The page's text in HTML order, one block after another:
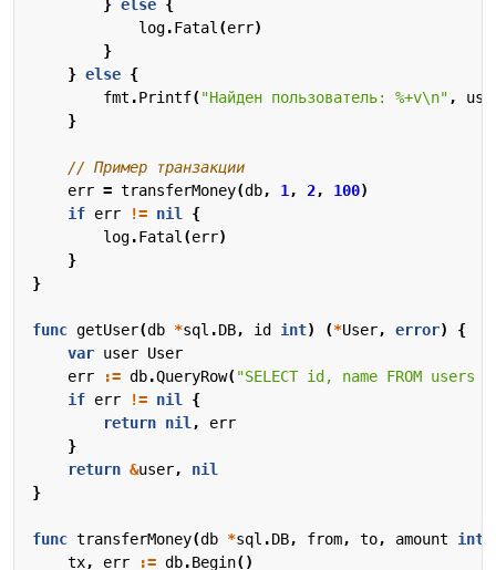
} else {
log.Fatal (err)
}
} else {
fmt .Printf("Найден пользователь: %+v\n" ,
}
// Пример транзакции
err = transferMoney(db, 1 , 2, 100)
if err != nil
{
log.Fatal (err)
}
}
func getUser(db *sql .DB, id int) (*User, error)
{
var user User
err
:= db.QueryRow("SELECT id, name FROM users
if err != nil
{
return nil ,
err
}
return &user,
nil
}
func transferMoney(db *sql .DB, from, to, amount int
tx, err := db.Begin()